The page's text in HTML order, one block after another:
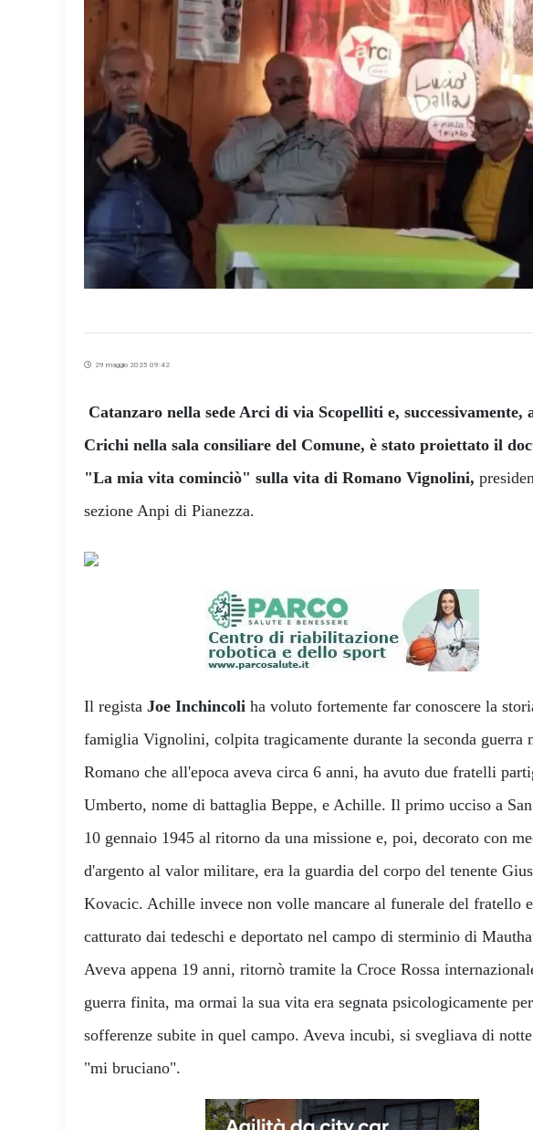
29 maggio 2025 09:42
Catanzaro nella sede Arci di via Scopelliti e, successivamente,
Crichi nella sala consiliare del Comune, è stato proiettato il
"La mia vita cominciò" sulla vita di Romano Vignolini,
sezione Anpi di Pianezza.
Il regista Joe Inchincoli ha voluto fortemente far conoscere la
famiglia Vignolini, colpita tragicamente durante la seconda guerra
Romano che all'epoca aveva circa 6 anni, ha avuto due fratelli
Umberto, nome di battaglia Beppe, e Achille. Il primo ucciso a
10 gennaio 1945 al ritorno da una missione e, poi, decorato con
d'argento al valor militare, era la guardia del corpo del tenente
Kovacic. Achille invece non volle mancare al funerale del fratello
catturato dai tedeschi e deportato nel campo di sterminio di
Aveva appena 19 anni, ritornò tramite la Croce Rossa
guerra finita, ma ormai la sua vita era segnata psicologicamente
sofferenze subite in quel campo. Aveva incubi, si svegliava di
"mi bruciano".